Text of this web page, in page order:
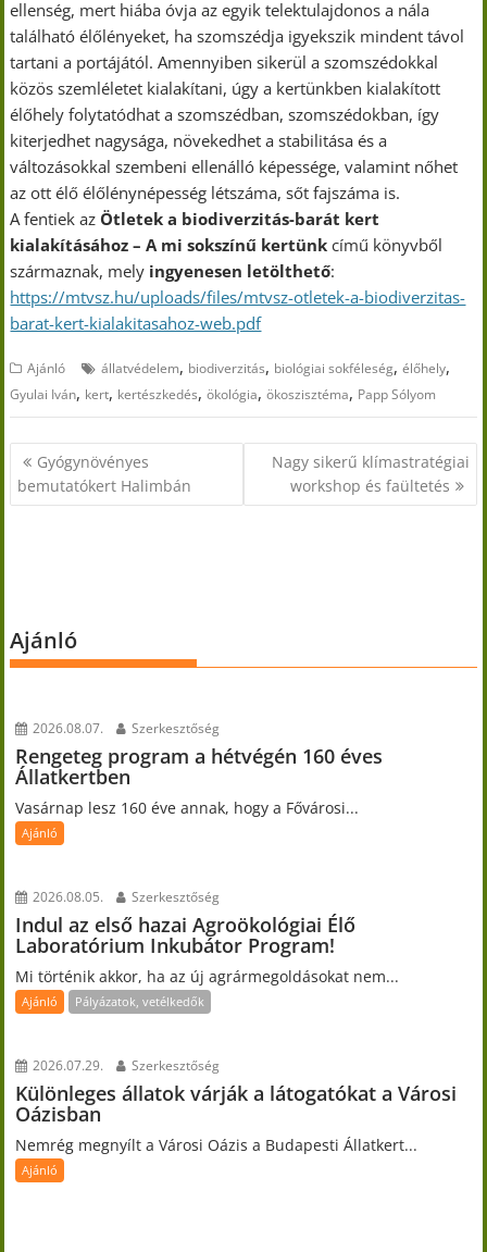
ellenség, mert hiába óvja az egyik telektulajdonos a nála
található élőlényeket, ha szomszédja igyekszik mindent távol
tartani a portájától. Amennyiben sikerül a szomszédokkal
közös szemléletet kialakítani, úgy a kertünkben kialakított
élőhely folytatódhat a szomszédban, szomszédokban, így
kiterjedhet nagysága, növekedhet a stabilitása és a
változásokkal szembeni ellenálló képessége, valamint nőhet
az ott élő élőlénynépesség létszáma, sőt fajszáma is.
A fentiek az Ötletek a biodiverzitás-barát kert
kialakításához – A mi sokszínű kertünkcímű könyvből
származnak, mely ingyenesen letölthető:
https://mtvsz.hu/uploads/files/mtvsz-otletek-a-biodiverzitas-
barat-kert-kialakitasahoz-web.pdf
Ajánló állatvédelem, biodiverzitás, biológiai sokféleség,élőhely,
Gyulai Iván, kert, kertészkedés,ökológia,ökoszisztéma, Papp Sólyom
Bejegyzés
navigáció
Gyógynövényes
bemutatókert Halimbán
Nagy sikerű klímastratégiai
workshop és faültetés
Ajánló
2026.08.07. Szerkesztőség
Rengeteg program a hétvégén 160 éves
Állatkertben
Vasárnap lesz 160 éve annak, hogy a Fővárosi...
Ajánló
2026.08.05. Szerkesztőség
Indul az első hazai Agroökológiai Élő
Laboratórium Inkubátor Program!
Mi történik akkor, ha az új agrármegoldásokat nem...
Ajánló Pályázatok, vetélkedők
2026.07.29. Szerkesztőség
Különleges állatok várják a látogatókat a Városi
Oázisban
Nemrég megnyílt a Városi Oázis a Budapesti Állatkert...
Ajánló